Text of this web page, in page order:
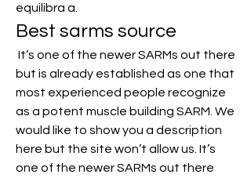
equilibra a.
Best sarms source
but is already established as one that
most experienced people recognize
as a potent muscle building SARM. We
would like to show you a description
here but the site won’t allow us. It’s
one of the newer SARMs out there